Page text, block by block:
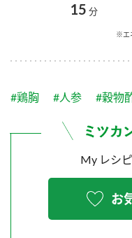
スープ
ふりかけ
炊き込みご飯の素
かおりの蔵
つゆ
納豆のサイト
企業理念
ミツカンを知る
水の文化セ
ZENB
MIM（ミツ
お客様相談センター
お客様の声をいかしまし
販売終了製品のご案内
15 分
※エ
#鶏胸 #人参 #穀物
My レシ
お